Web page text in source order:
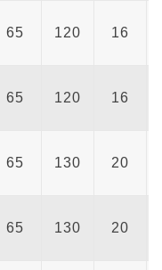
65 120 16
65 120 16
65 130 20
65 130 20